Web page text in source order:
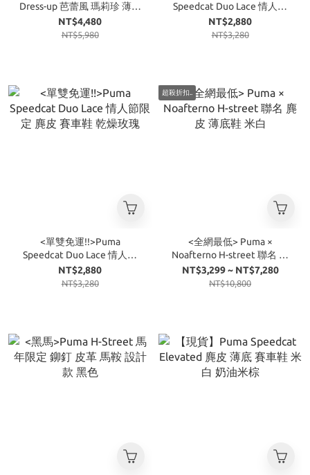
Dress-up 芭蕾風 瑪莉珍 薄底
鞋 2色
NT$4,480
NT$5,980
Speedcat Duo Lace 情人節
限定 麂皮 賽車鞋 海鹽藍
NT$2,880
NT$3,280
<單雙免運!!>Puma
Speedcat Duo Lace 情人節
限定 麂皮 賽車鞋 乾燥玫瑰
NT$2,880
NT$3,280
超殺折扣..
<全網最低> Puma ×
Noafterno H-street 聯名 麂
皮 薄底鞋 米白
NT$3,299 ~ NT$7,280
NT$10,800